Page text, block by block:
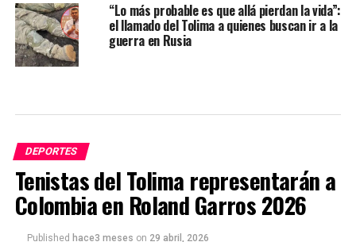
“Lo más probable es que allá pierdan la vida”:
el llamado del Tolima a quienes buscan ir a la
guerra en Rusia
DEPORTES
Tenistas del Tolima representarán a
Colombia en Roland Garros 2026
Published hace3 meses on 29 abril, 2026